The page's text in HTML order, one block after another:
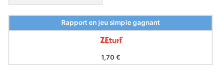
Rapport en jeu simple gagnant
1,70 €